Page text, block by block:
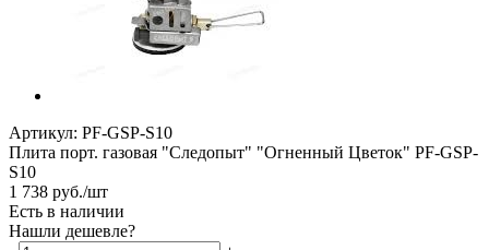
Артикул: PF-GSP-S10
Плита порт. газовая "Следопыт" "Огненный Цветок" PF-GSP-
S10
1 738 руб./шт
Есть в наличии
Нашли дешевле?